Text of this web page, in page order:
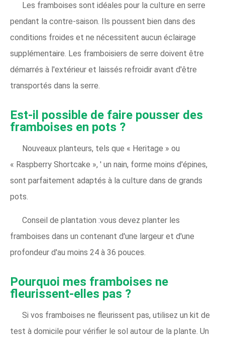
Les framboises sont idéales pour la culture en serre
pendant la contre-saison. Ils poussent bien dans des
conditions froides et ne nécessitent aucun éclairage
supplémentaire. Les framboisiers de serre doivent être
démarrés à l'extérieur et laissés refroidir avant d'être
transportés dans la serre.
Est-il possible de faire pousser des
framboises en pots ?
Nouveaux planteurs, tels que « Heritage » ou
« Raspberry Shortcake », ' un nain, forme moins d'épines,
sont parfaitement adaptés à la culture dans de grands
pots.
Conseil de plantation :vous devez planter les
framboises dans un contenant d'une largeur et d'une
profondeur d'au moins 24 à 36 pouces.
Pourquoi mes framboises ne
fleurissent-elles pas ?
Si vos framboises ne fleurissent pas, utilisez un kit de
test à domicile pour vérifier le sol autour de la plante. Un